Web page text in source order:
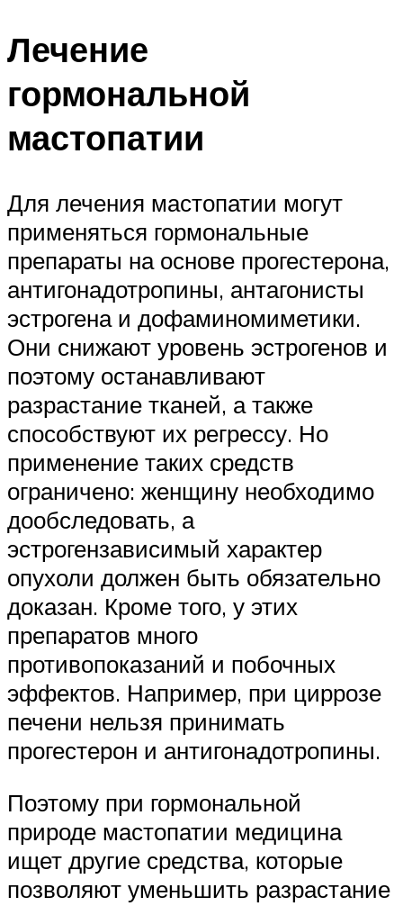
Лечение
гормональной
мастопатии
Для лечения мастопатии могут
применяться гормональные
препараты на основе прогестерона,
антигонадотропины, антагонисты
эстрогена и дофаминомиметики.
Они снижают уровень эстрогенов и
поэтому останавливают
разрастание тканей, а также
способствуют их регрессу. Но
применение таких средств
ограничено: женщину необходимо
дообследовать, а
эстрогензависимый характер
опухоли должен быть обязательно
доказан. Кроме того, у этих
препаратов много
противопоказаний и побочных
эффектов. Например, при циррозе
печени нельзя принимать
прогестерон и антигонадотропины.
Поэтому при гормональной
природе мастопатии медицина
ищет другие средства, которые
позволяют уменьшить разрастание